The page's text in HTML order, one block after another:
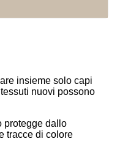
insieme solo capi
nuovi possono
protegge dallo
tracce di colore